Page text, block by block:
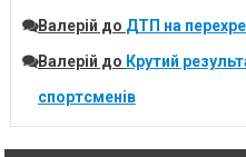
Валерій до ДТП на
Валерій до Крутий
спортсменів